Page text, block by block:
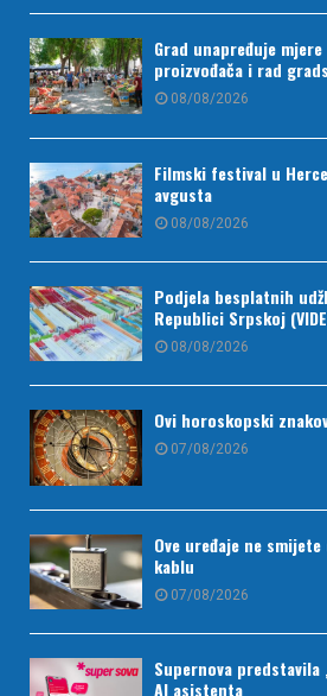
Grad unapređuje
proizvođača i rad
08/08/2026
Filmski festival u
avgusta
08/08/2026
Podjela besplatnih
Republici Srpskoj
08/08/2026
Ovi horoskopski
07/08/2026
Ove uređaje ne
kablu
07/08/2026
Supernova predstavila
AI asistenta